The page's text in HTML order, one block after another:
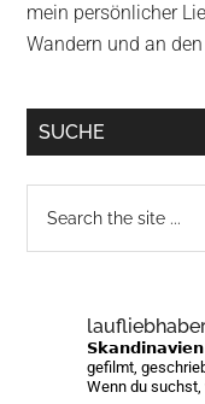
mein persönlicher
Wandern und an
SUCHE
the
gefilmt,
Wenn du